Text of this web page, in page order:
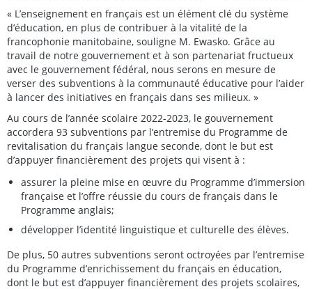
« L’enseignement en français est un élément clé du système
d’éducation, en plus de contribuer à la vitalité de la
francophonie manitobaine, souligne M. Ewasko. Grâce au
travail de notre gouvernement et à son partenariat fructueux
avec le gouvernement fédéral, nous serons en mesure de
verser des subventions à la communauté éducative pour l’aider
à lancer des initiatives en français dans ses milieux. »
Au cours de l’année scolaire 2022-2023, le gouvernement
accordera 93 subventions par l’entremise du Programme de
revitalisation du français langue seconde, dont le but est
d’appuyer financièrement des projets qui visent à :
assurer la pleine mise en œuvre du Programme d’immersion
française et l’offre réussie du cours de français dans le
Programme anglais;
développer l’identité linguistique et culturelle des élèves.
De plus, 50 autres subventions seront octroyées par l’entremise
du Programme d’enrichissement du français en éducation,
dont le but est d’appuyer financièrement des projets scolaires,